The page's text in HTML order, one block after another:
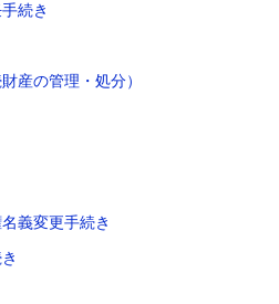
続き
産の管理・処分）
義変更手続き